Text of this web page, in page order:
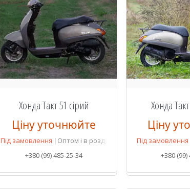
Хонда Такт 51 сірий
Ціну уточнюйте
Під замовлення
Оптом і в роздріб
+380 (99) 485-25-34
Хонда
Ціну
Під замовлення
+380 (99)